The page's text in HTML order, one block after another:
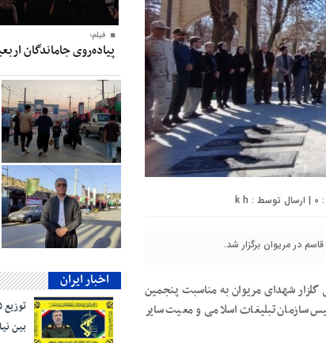
0 | ارسال توسط : k h
در مریوان برگزار شد.
مراسم غبارروبی گلزار شهدای مریوان به مناسبت پنجمین
سازمان تبلیغات اسلامی و معیت سایر
فیلم؛
پیاده‌روی جاماندگان
اخبار ایران
بین